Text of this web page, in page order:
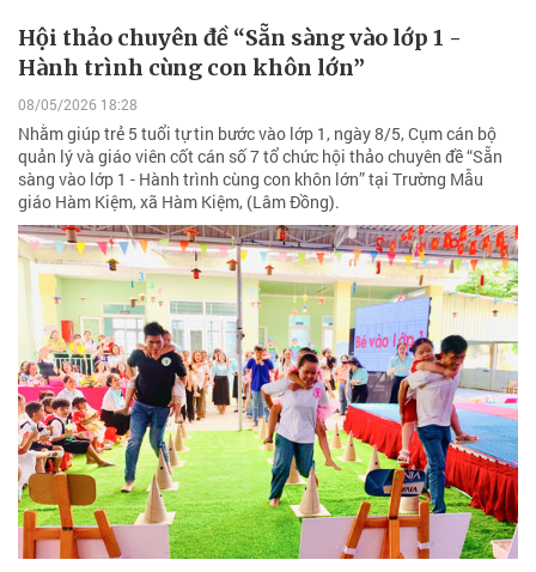
Hội thảo chuyên đề “Sẵn sàng vào lớp 1 -
Hành trình cùng con khôn lớn”
08/05/2026 18:28
Nhằm giúp trẻ 5 tuổi tự tin bước vào lớp 1, ngày 8/5, Cụm cán bộ
quản lý và giáo viên cốt cán số 7 tổ chức hội thảo chuyên đề “Sẵn
sàng vào lớp 1 - Hành trình cùng con khôn lớn” tại Trường Mẫu
giáo Hàm Kiệm, xã Hàm Kiệm, (Lâm Đồng).